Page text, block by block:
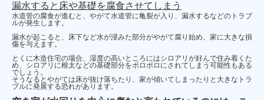
漏水すると床や基礎を腐食させてしまう
水道管の腐食が進むと、やがて水道管に亀裂が入り、漏水するなどのトラブ
ルが発生します。
漏水が起こると、床下など水が浸みた部分がやがて腐り始め、家に大きな損
傷を与えます。
とくに木造住宅の場合、湿度の高いところにはシロアリが好んで住み着くた
め、シロアリに根太などの基礎部分をボロボロにされてしまう可能性もある
でしょう。
そうなるとやがては床が抜け落ちたり、家が傾いてしまったりと大きなトラ
ブルに発展する恐れがあります。